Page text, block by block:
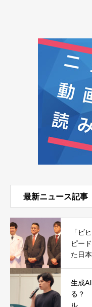
最新ニュース記事
「ビ
ピー
た日
生成
る？
ル